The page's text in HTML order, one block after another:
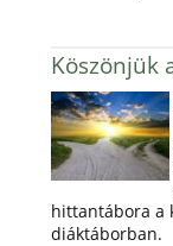
Köszönjük
hittantábora a
diáktáborban.